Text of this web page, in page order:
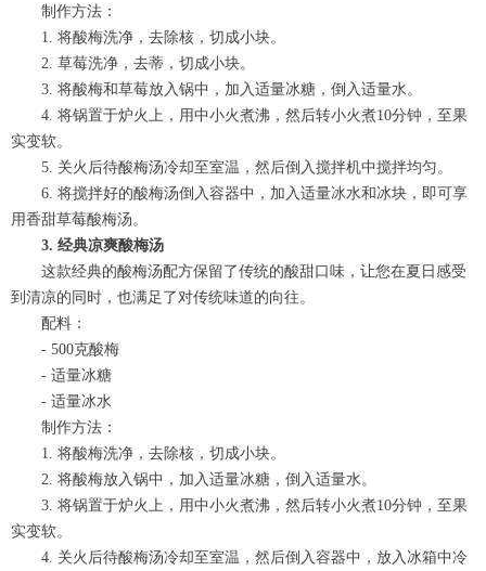
制作方法：
1. 将酸梅洗净，去除核，切成小块。
2. 草莓洗净，去蒂，切成小块。
3. 将酸梅和草莓放入锅中，加入适量冰糖，倒入适量水。
4. 将锅置于炉火上，用中小火煮沸，然后转小火煮10分钟，至果
实变软。
5. 关火后待酸梅汤冷却至室温，然后倒入搅拌机中搅拌均匀。
6. 将搅拌好的酸梅汤倒入容器中，加入适量冰水和冰块，即可享
用香甜草莓酸梅汤。
3. 经典凉爽酸梅汤
这款经典的酸梅汤配方保留了传统的酸甜口味，让您在夏日感受
到清凉的同时，也满足了对传统味道的向往。
配料：
- 500克酸梅
- 适量冰糖
- 适量冰水
制作方法：
1. 将酸梅洗净，去除核，切成小块。
2. 将酸梅放入锅中，加入适量冰糖，倒入适量水。
3. 将锅置于炉火上，用中小火煮沸，然后转小火煮10分钟，至果
实变软。
4. 关火后待酸梅汤冷却至室温，然后倒入容器中，放入冰箱中冷